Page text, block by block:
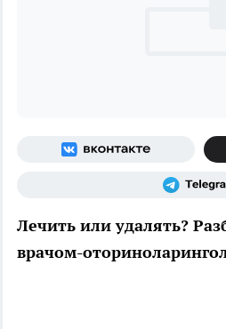
Лечить или удалять?
врачом-